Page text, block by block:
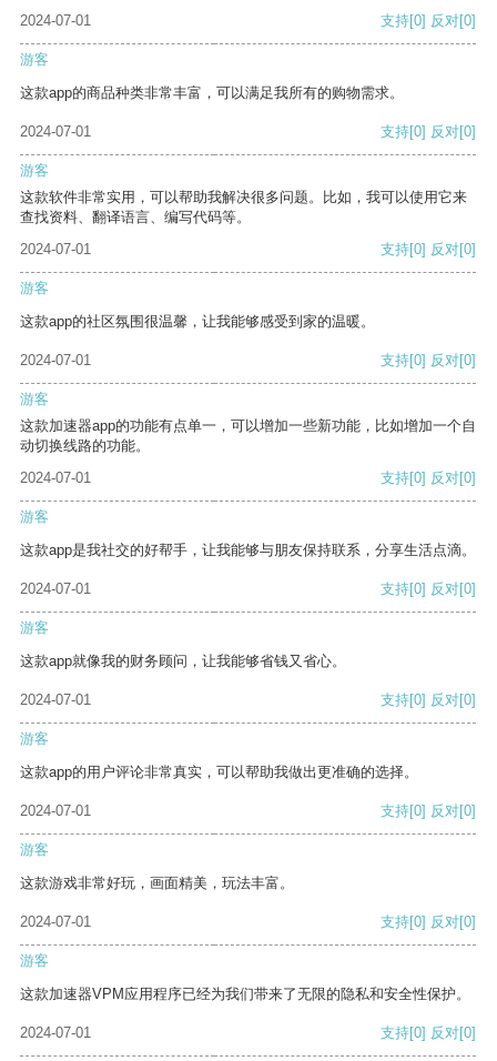
2024-07-01 支持[0] 反对[0]
游客
这款app的商品种类非常丰富，可以满足我所有的购物需求。
2024-07-01 支持[0] 反对[0]
游客
这款软件非常实用，可以帮助我解决很多问题。比如，我可以使用它来
查找资料、翻译语言、编写代码等。
2024-07-01
支持[0] 反对[0]
游客
这款app的社区氛围很温馨，让我能够感受到家的温暖。
2024-07-01 支持[0] 反对[0]
游客
这款加速器app的功能有点单一，可以增加一些新功能，比如增加一个自
动切换线路的功能。
2024-07-01
支持[0] 反对[0]
游客
这款app是我社交的好帮手，让我能够与朋友保持联系，分享生活点滴。
2024-07-01 支持[0] 反对[0]
游客
这款app就像我的财务顾问，让我能够省钱又省心。
2024-07-01 支持[0] 反对[0]
游客
这款app的用户评论非常真实，可以帮助我做出更准确的选择。
2024-07-01 支持[0] 反对[0]
游客
这款游戏非常好玩，画面精美，玩法丰富。
2024-07-01 支持[0] 反对[0]
游客
这款加速器VPM应用程序已经为我们带来了无限的隐私和安全性保护。
2024-07-01 支持[0] 反对[0]